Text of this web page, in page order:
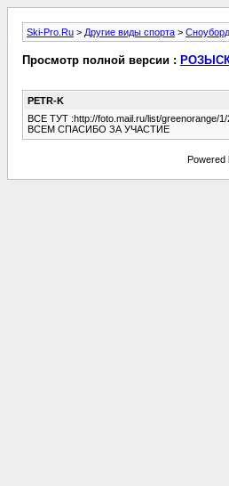
Ski-Pro.Ru > Другие виды спорта > Сноуборд
Просмотр полной версии :
PETR-K
ВСЕ ТУТ :http://foto.mail.ru/list/greenorange/1/
ВСЕМ СПАСИБО ЗА УЧАСТИЕ
Powered